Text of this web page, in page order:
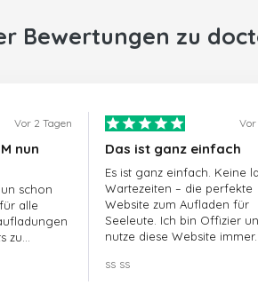
Bewertungen zu
Vor 2 Tagen
nun
schon
alle
zu
Vor
Das ist ganz einfach
Es ist ganz einfach. Keine
Wartezeiten – die perfekte
Website zum Aufladen für
Seeleute. Ich bin Offizier
nutze diese Website immer.
ss ss